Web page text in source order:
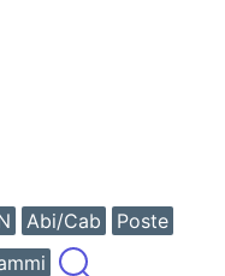
Abi/Cab
Poste